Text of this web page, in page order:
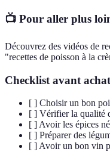
📺 Pour aller plus
Découvrez des vidéos de
"recettes de poisson à la
Checklist avant achat
[ ] Choisir un bon
[ ] Vérifier la qualité
[ ] Avoir les épices
[ ] Préparer des
[ ] Avoir un bon vin